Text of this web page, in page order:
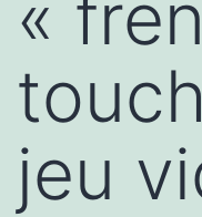
«
jeu